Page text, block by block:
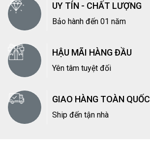
UY TÍN - CHẤT LƯỢNG
Bảo hành đến 01 năm
HẬU MÃI HÀNG ĐẦU
Yên tâm tuyệt đối
GIAO HÀNG TOÀN QUỐC
Ship đến tận nhà